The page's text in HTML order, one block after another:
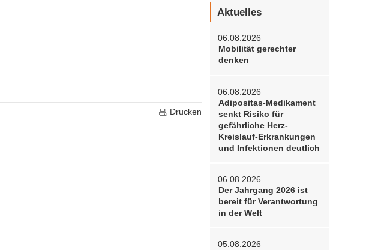
Drucken
Aktuelles
06.08.2026
Mobilität gerechter
denken
06.08.2026
Adipositas-Medikament
senkt Risiko für
gefährliche Herz-
Kreislauf-Erkrankungen
und Infektionen deutlich
06.08.2026
Der Jahrgang 2026 ist
bereit für Verantwortung
in der Welt
05.08.2026